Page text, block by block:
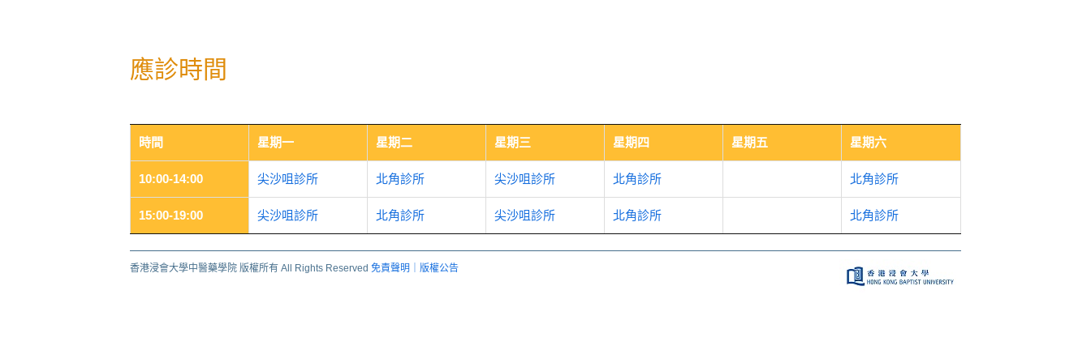
應診時間
時間 星期一 星期二 星期三 星期四 星期五 星期六
10:00-14:00 尖沙咀診所 北角診所 尖沙咀診所 北角診所 北角診所
15:00-19:00 尖沙咀診所 北角診所 尖沙咀診所 北角診所 北角診所
香港浸會大學中醫藥學院 版權所有 All Rights Reserved 免責聲明｜版權公告